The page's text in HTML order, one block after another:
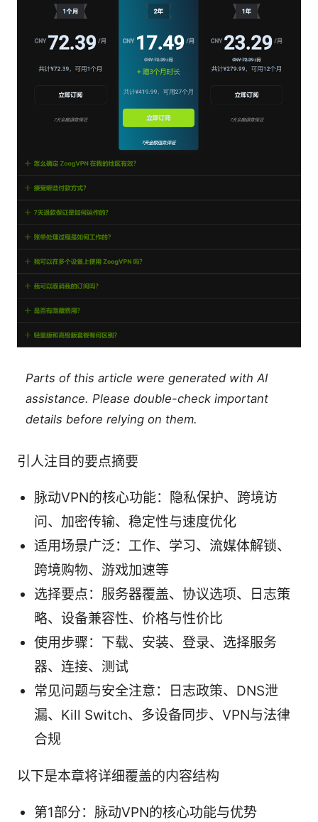
Parts of this article were generated with AI
assistance. Please double-check important
details before relying on them.
引人注目的要点摘要
脉动VPN的核心功能：隐私保护、跨境访
问、加密传输、稳定性与速度优化
适用场景广泛：工作、学习、流媒体解锁、
跨境购物、游戏加速等
选择要点：服务器覆盖、协议选项、日志策
略、设备兼容性、价格与性价比
使用步骤：下载、安装、登录、选择服务
器、连接、测试
常见问题与安全注意：日志政策、DNS泄
漏、Kill Switch、多设备同步、VPN与法律
合规
以下是本章将详细覆盖的内容结构
第1部分：脉动VPN的核心功能与优势